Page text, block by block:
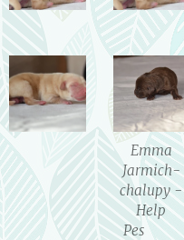
Emma
Jarmich-
chalupy -
Help
Pes♥️♥️